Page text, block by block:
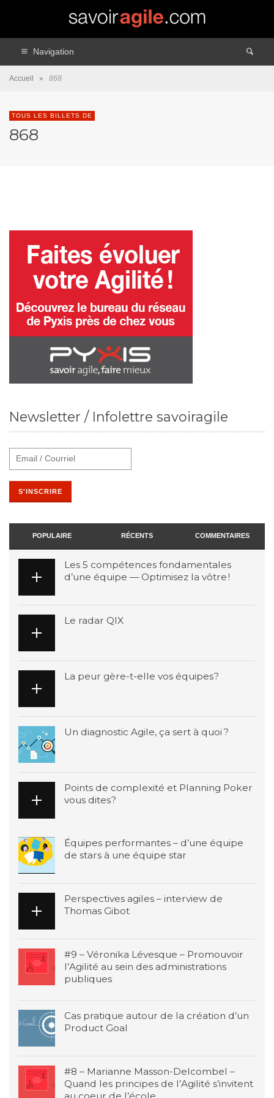
Navigation
Accueil » 868
TOUS LES BILLETS DE
868
Newsletter / Infolettre savoiragile
POPULAIRE RÉCENTS COMMENTAIRES
Les 5 compétences fondamentales
d’une équipe — Optimisez la vôtre !
Le radar QIX
La peur gère-t-elle vos équipes?
Un diagnostic Agile, ça sert à quoi ?
Points de complexité et Planning Poker
vous dites?
Équipes performantes – d’une équipe
de stars à une équipe star
Perspectives agiles – interview de
Thomas Gibot
#9 – Véronika Lévesque – Promouvoir
l’Agilité au sein des administrations
publiques
Cas pratique autour de la création d’un
Product Goal
#8 – Marianne Masson-Delcombel –
Quand les principes de l’Agilité s’invitent